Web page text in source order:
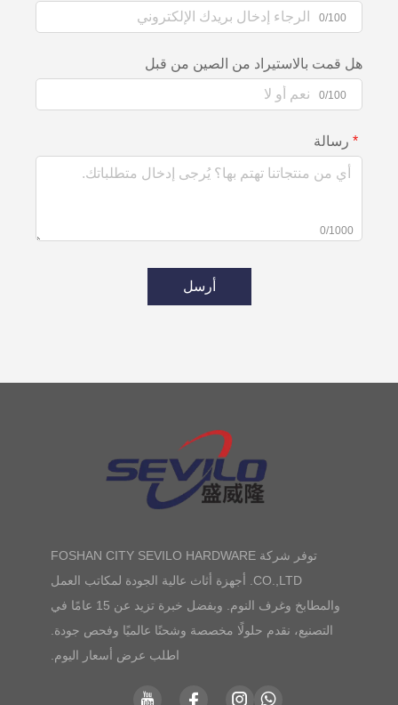
0/100
هل قمت بالاستيراد من الصين من قبل
0/100
رسالة
0/1000
أرسل
توفر شركة FOSHAN CITY SEVILO HARDWARE
CO.,LTD. أجهزة أثاث عالية الجودة لمكاتب العمل
والمطابخ وغرف النوم. وبفضل خبرة تزيد عن 15 عامًا في
التصنيع، نقدم حلولًا مخصصة وشحنًا عالميًا وفحص جودة.
اطلب عرض أسعار اليوم.